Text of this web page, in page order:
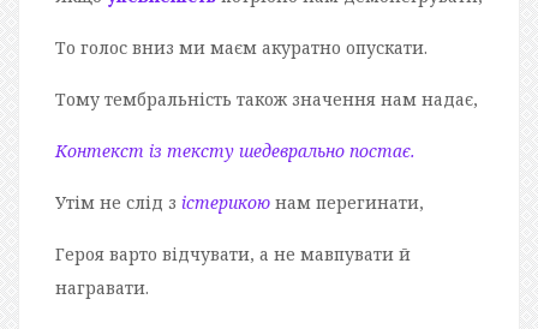
То голос вниз ми маєм акуратно опускати.
Тому тембральність також значення нам надає,
Контекст із тексту шедеврально постає.
Утім не слід з істерикою нам перегинати,
Героя варто відчувати, а не мавпувати й
награвати.